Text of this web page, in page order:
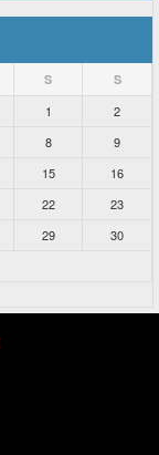
S S
1
2
8
9
15
16
22
23
29
30